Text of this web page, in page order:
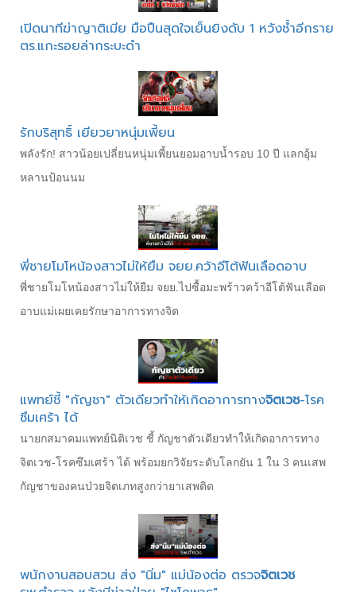
เปิดนาทีฆ่าญาติเมีย มือปืนสุดใจเย็นยิงดับ 1 หวังซ้ำอีกราย
ตร.แกะรอยล่ากระบะดำ
รักบริสุทธิ์ เยียวยาหนุ่มเพี้ยน
พลังรัก! สาวน้อยเปลี่ยนหนุ่มเพี้ยนยอมอาบน้ำรอบ 10 ปี แลกอุ้ม
หลานป้อนนม
พี่ชายโมโหน้องสาวไม่ให้ยืม จยย.คว้าอีโต้ฟันเลือดอาบ
พี่ชายโมโหน้องสาวไม่ให้ยืม จยย.ไปซื้อมะพร้าวคว้าอีโต้ฟันเลือด
อาบแม่เผยเคยรักษาอาการทางจิต
แพทย์ชี้ "กัญชา" ตัวเดียวทำให้เกิดอาการทางจิตเวช-โรค
ซึมเศร้า ได้
นายกสมาคมแพทย์นิติเวช ชี้ กัญชาตัวเดียวทำให้เกิดอาการทาง
จิตเวช-โรคซึมเศร้า ได้ พร้อมยกวิจัยระดับโลกยัน 1 ใน 3 คนเสพ
กัญชาของคนป่วยจิตเภทสูงกว่ายาเสพติด
พนักงานสอบสวน ส่ง "นิ่ม" แม่น้องต่อ ตรวจจิตเวช